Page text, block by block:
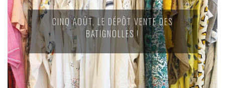
CINQ AOÛT, LE DÉPÔT VENTE DES
BATIGNOLLES !